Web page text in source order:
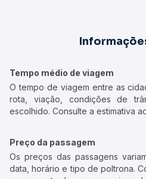
Tempo médio de viagem
O tempo de viagem entre as
rota, viação, condições de
escolhido. Consulte a estimativa
Preço da passagem
Os preços das passagens
data, horário e tipo de poltrona.